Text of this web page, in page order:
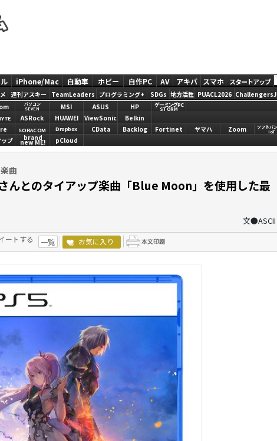
iPhone/Mac 自動車 ホビー 自作PC AV アキバ スマホ スタートアップ
週刊アスキー TeamLeaders プログラミング+ SDGs 地方活性 PUACL2026
パソコン
SEVEN
MSI ASUS HP ゲーミングPC
STORM
ASRock HUAWEI ViewSonic Belkin
SORACOM Dropbox CData Backlog Fortinet ヤマハ Zoom
ソフトバ
IoT
プ brand
new ME! pCloud
曲
んとのタイアップ楽曲「Blue Moon」を使用した最
文●ASCII
ートする 一覧 お気に入り